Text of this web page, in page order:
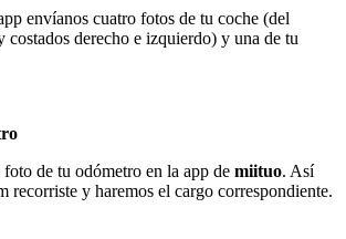
envíanos cuatro fotos de tu coche (del
costados derecho e izquierdo) y una de tu
de tu odómetro en la app de miituo. Así
recorriste y haremos el cargo correspondiente.